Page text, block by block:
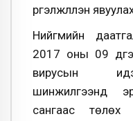
үргэлжлүүлэн
Нийгмийн
2017 оны 09
вирусын
шинжилгээнд
сангаас төлөх